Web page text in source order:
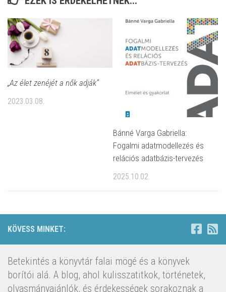
„Az élet zenéjét a nők adják”
2023.03.08.
Bánné Varga Gabriella:
Fogalmi adatmodellezés és
relációs adatbázis-tervezés
2025.10.02.
KÖVESS MINKET:
Betekintés a könyvtár falai mögé és a könyvek
borítói alá. A blog, ahol kulisszatitkok, történetek,
olvasmányajánlók, és érdekességek sorakoznak a